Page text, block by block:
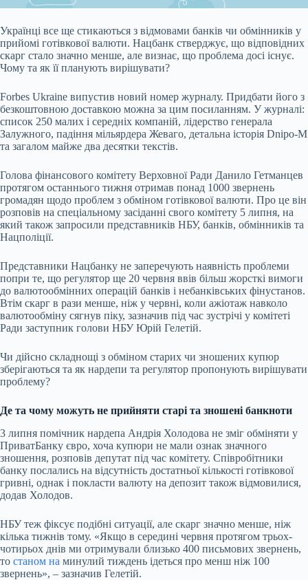
Українці все ще стикаються з відмовами банків чи обмінників у
прийомі готівкової валюти. Нацбанк стверджує, що відповідних
скарг стало значно менше, але визнає, що проблема досі існує.
Чому та як її планують вирішувати?
Forbes Ukraine випустив новий номер журналу. Придбати його з
безкоштовною доставкою можна за цим посиланням. У журналі:
список 250 малих і середніх компаній, лідерство генерала
Залужного, падіння мільярдера Жеваго, детальна історія Dnipo-M
та загалом майже два десятки текстів.
Голова фінансового комітету Верховної Ради Данило Гетманцев
протягом останнього тижня отримав понад 1000 звернень
громадян щодо проблем з обміном готівкової валюти. Про це він
розповів на спеціальному засіданні свого комітету 5 липня, на
який також запросили представників НБУ, банків, обмінників та
Нацполіції.
Представники Нацбанку не заперечують наявність проблеми
попри те, що регулятор ще 20 червня ввів більш жорсткі вимоги
до валютообмінних операцій банків і небанківських фінустанов.
Втім скарг в рази менше, ніж у червні, коли ажіотаж навколо
валютообміну сягнув піку, зазначив під час зустрічі у комітеті
Ради заступник голови НБУ Юрій Гелетій.
Чи дійсно складнощі з обміном старих чи зношених купюр
зберігаються та як нардепи та регулятор пропонують вирішувати
проблему?
Де та чому можуть не прийняти старі та зношені банкноти
3 липня помічник нардепа Андрія Холодова не зміг обміняти у
ПриватБанку євро, хоча купюри не мали ознак значного
зношення, розповів депутат під час комітету. Співробітники
банку послались на відсутність достатньої кількості готівкової
гривні, однак і покласти валюту на депозит також відмовилися,
додав Холодов.
НБУ теж фіксує подібні ситуації, але скарг значно менше, ніж
кілька тижнів тому. «Якщо в середині червня протягом трьох-
чотирьох днів ми отримували близько 400 письмових звернень,
то станом на минулий тиждень ідеться про менш ніж 100
звернень», – зазначив Гелетій.